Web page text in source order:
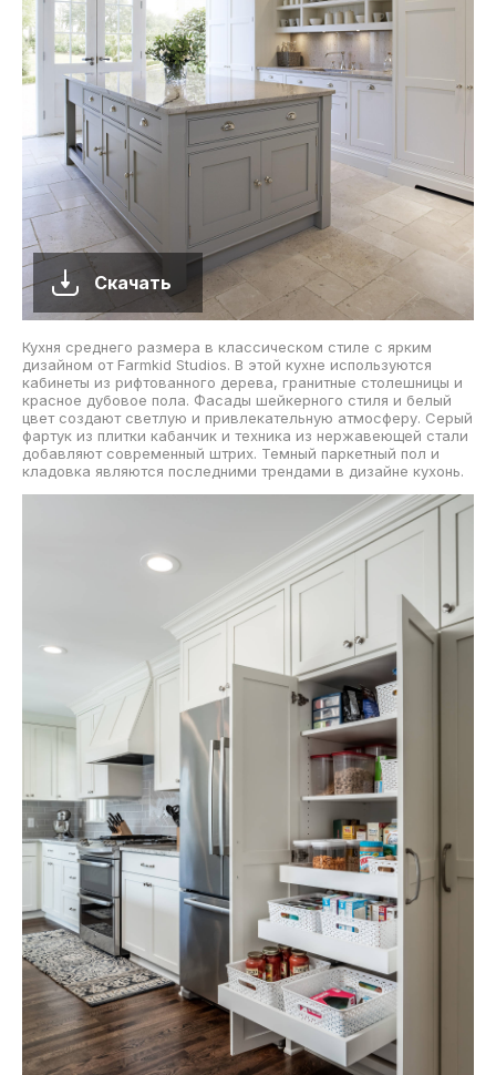
Скачать
Кухня среднего размера в классическом стиле с ярким
дизайном от Farmkid Studios. В этой кухне используются
кабинеты из рифтованного дерева, гранитные столешницы и
красное дубовое пола. Фасады шейкерного стиля и белый
цвет создают светлую и привлекательную атмосферу. Серый
фартук из плитки кабанчик и техника из нержавеющей стали
добавляют современный штрих. Темный паркетный пол и
кладовка являются последними трендами в дизайне кухонь.